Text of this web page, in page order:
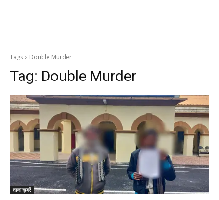
Tags Double Murder
Tag: Double Murder
ताजा ख़बरें